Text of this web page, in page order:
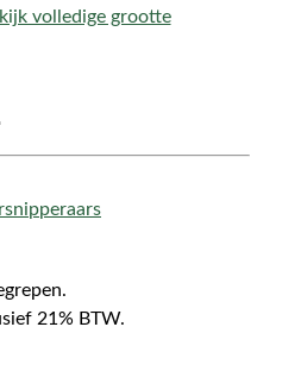
volledige grootte
21% BTW.